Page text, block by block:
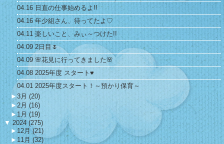
04.16 日直の仕事始めるよ!!
04.16 年少組さん、待ってたよ♡
04.11 楽しいこと、みぃ～つけた!!
04.09 2日目🌷
04.09 🌸花見に行ってきました🌸
04.08 2025年度 スタート♥
04.01 2025年度スタート！～預かり保育～
► 3月 (20)
► 2月 (16)
►1月 (19)
▼ 2024 (275)
► 12月 (21)
► 11月 (32)